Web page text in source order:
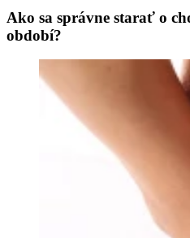
Ako sa správne starať o
období?